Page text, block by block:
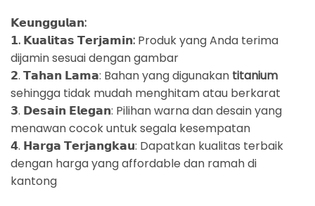
𝗞𝗲𝘂𝗻𝗴𝗴𝘂𝗹𝗮𝗻:
𝟭. 𝗞𝘂𝗮𝗹𝗶𝘁𝗮𝘀 𝗧𝗲𝗿𝗷𝗮𝗺𝗶𝗻: Produk yang Anda terima
dijamin sesuai dengan gambar
𝟮. 𝗧𝗮𝗵𝗮𝗻 𝗟𝗮𝗺𝗮: Bahan yang digunakan titanium
sehingga tidak mudah menghitam atau berkarat
𝟯. 𝗗𝗲𝘀𝗮𝗶𝗻 𝗘𝗹𝗲𝗴𝗮𝗻: Pilihan warna dan desain yang
menawan cocok untuk segala kesempatan
𝟰. 𝗛𝗮𝗿𝗴𝗮 𝗧𝗲𝗿𝗷𝗮𝗻𝗴𝗸𝗮𝘂: Dapatkan kualitas terbaik
dengan harga yang affordable dan ramah di
kantong